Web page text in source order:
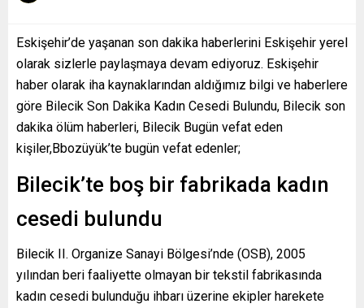
Eskişehir’de yaşanan son dakika haberlerini Eskişehir yerel
olarak sizlerle paylaşmaya devam ediyoruz. Eskişehir
haber olarak iha kaynaklarından aldığımız bilgi ve haberlere
göre Bilecik Son Dakika Kadın Cesedi Bulundu, Bilecik son
dakika ölüm haberleri, Bilecik Bugün vefat eden
kişiler,Bbozüyük’te bugün vefat edenler;
Bilecik’te boş bir fabrikada kadın
cesedi bulundu
Bilecik II. Organize Sanayi Bölgesi’nde (OSB), 2005
yılından beri faaliyette olmayan bir tekstil fabrikasında
kadın cesedi bulunduğu ihbarı üzerine ekipler harekete